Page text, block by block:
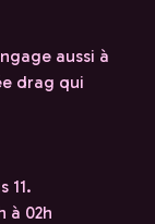
aussi à
drag qui
11.
à 02h